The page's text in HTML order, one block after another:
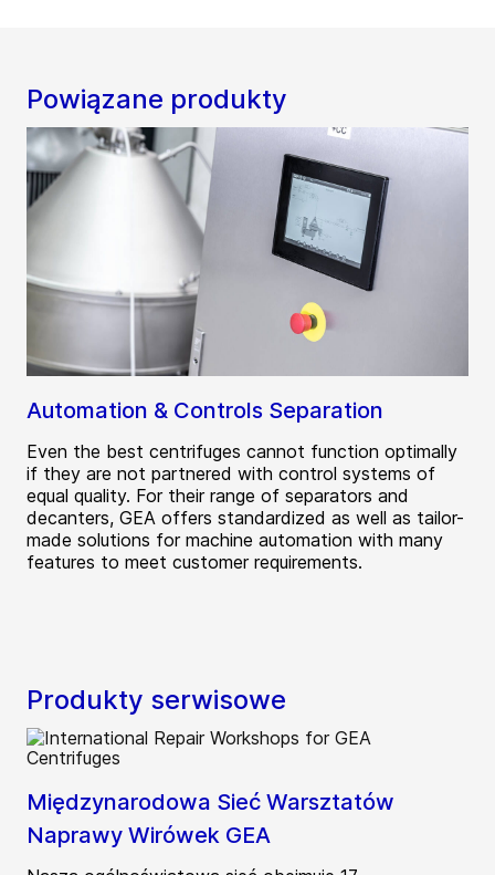
Powiązane produkty
Automation & Controls Separation
Even the best centrifuges cannot function optimally
if they are not partnered with control systems of
equal quality. For their range of separators and
decanters, GEA offers standardized as well as tailor-
made solutions for machine automation with many
features to meet customer requirements.
Produkty serwisowe
Międzynarodowa Sieć Warsztatów
Naprawy Wirówek GEA